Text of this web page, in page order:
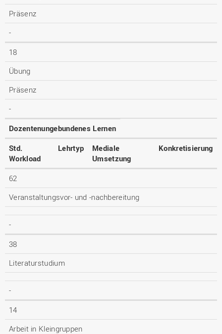
Präsenz
-
18
Übung
Präsenz
-
Dozentenungebundenes Lernen
Std.
Workload
Lehrtyp
Mediale
Umsetzung
Konkretisierung
62
Veranstaltungsvor- und -nachbereitung
-
38
Literaturstudium
-
14
Arbeit in Kleingruppen